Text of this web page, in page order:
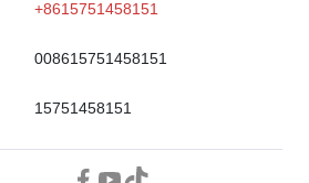
+8615751458151
008615751458151
15751458151